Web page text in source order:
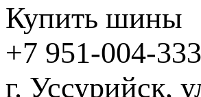
Купить шины
+7 951-004-
г.